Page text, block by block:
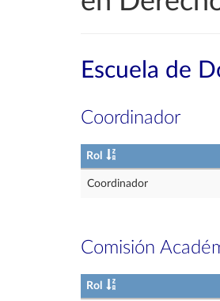
Escuela de
Coordinador
Rol
Coordinador
Comisión
Rol